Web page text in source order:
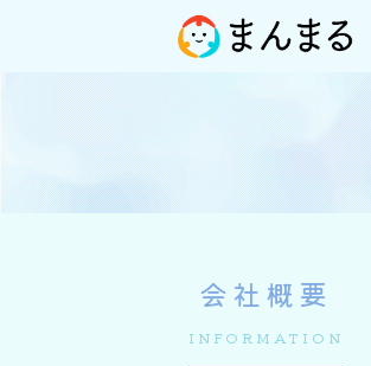
会社概要
INFORMATION